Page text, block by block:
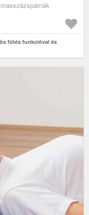
fűtés funkcióval és